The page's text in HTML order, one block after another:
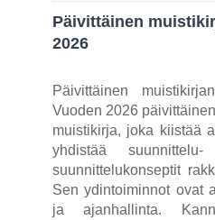
Päivittäinen
2026
Päivittäinen
Vuoden 2026
muistikirja, joka kiistää
yhdistää
suunnittelukonseptit
Sen ydintoiminnot ovat
ja ajanhallinta.